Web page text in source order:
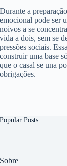
Durante a
emocional pode ser
noivos a se
vida a dois, sem se
pressões sociais.
construir uma base
que o casal se una
obrigações.
Popular Posts
Sobre